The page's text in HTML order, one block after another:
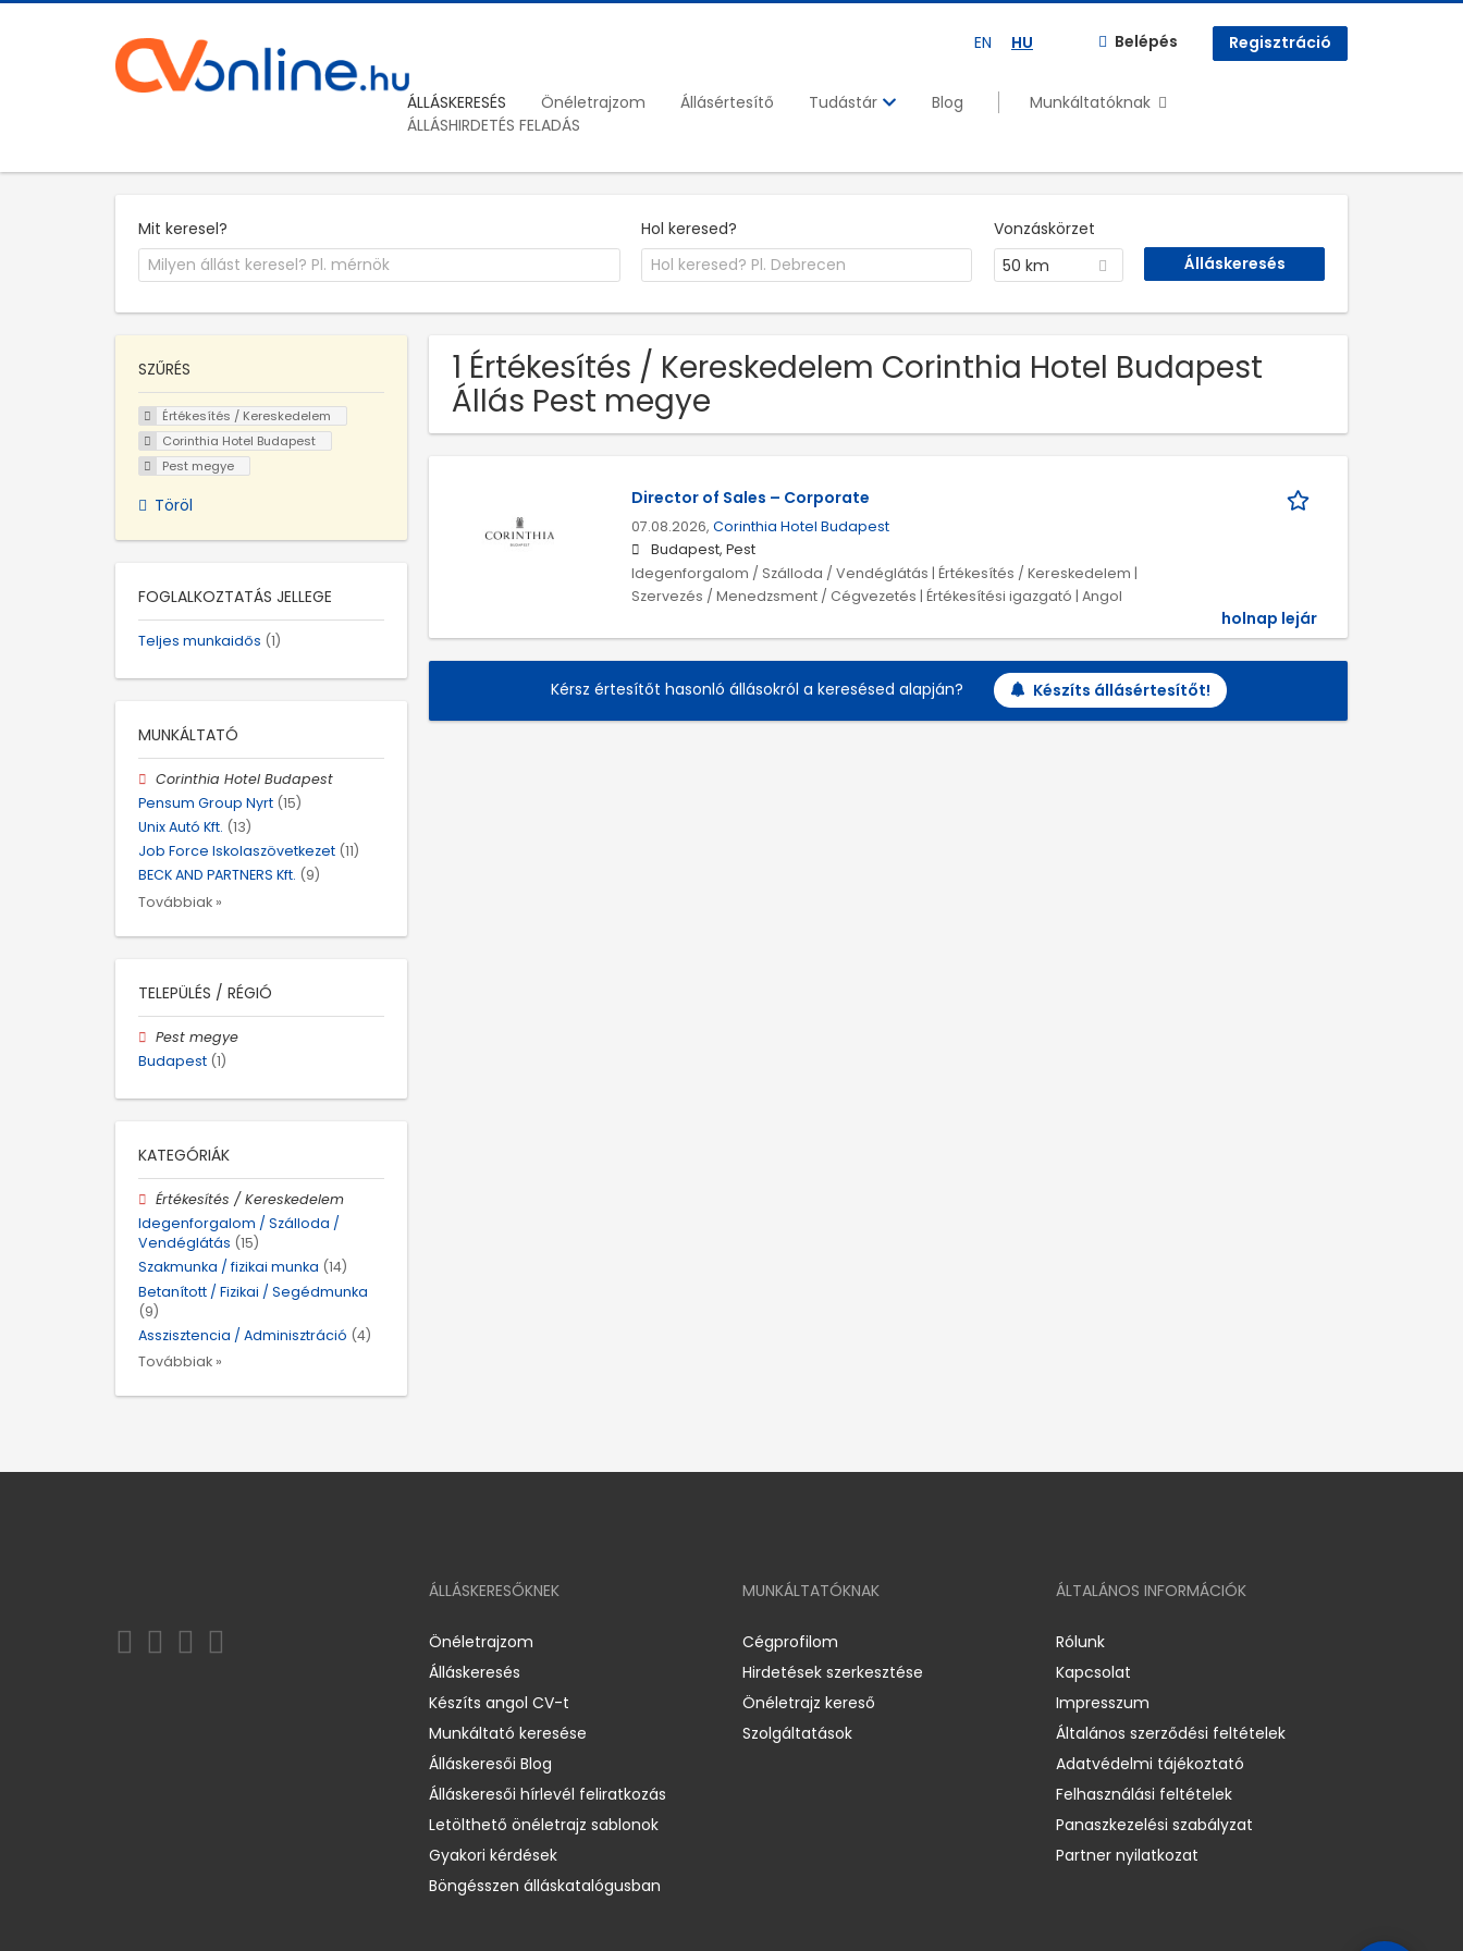
EN HU Belépés Regisztráció
ÁLLÁSKERESÉS Önéletrajzom Állásértesítő Tudástár Blog
Munkáltatóknak
ÁLLÁSHIRDETÉS FELADÁS
Mit keresel? Hol keresed?
Vonzáskörzet
50 km
1 Értékesítés / Kereskedelem Corinthia Hotel Budapest
Állás Pest megye
Director of Sales – Corporate
07.08.2026, Corinthia Hotel Budapest
Budapest, Pest
Idegenforgalom / Szálloda / Vendéglátás | Értékesítés / Kereskedelem |
Szervezés / Menedzsment / Cégvezetés | Értékesítési igazgató | Angol
holnap lejár
Kérsz értesítőt hasonló állásokról a keresésed alapján? Készíts állásértesítőt!
SZŰRÉS
Értékesítés / Kereskedelem
Corinthia Hotel Budapest
Pest megye
Töröl
FOGLALKOZTATÁS JELLEGE
Teljes munkaidős (1)
MUNKÁLTATÓ
Corinthia Hotel Budapest
Pensum Group Nyrt (15)
Unix Autó Kft. (13)
Job Force Iskolaszövetkezet (11)
BECK AND PARTNERS Kft. (9)
Továbbiak »
TELEPÜLÉS / RÉGIÓ
Pest megye
Budapest (1)
KATEGÓRIÁK
Értékesítés / Kereskedelem
Idegenforgalom / Szálloda /
Vendéglátás (15)
Szakmunka / fizikai munka (14)
Betanított / Fizikai / Segédmunka
(9)
Asszisztencia / Adminisztráció (4)
Továbbiak »
ÁLLÁSKERESŐKNEK
Önéletrajzom
Álláskeresés
Készíts angol CV-t
Munkáltató keresése
Álláskeresői Blog
Álláskeresői hírlevél feliratkozás
Letölthető önéletrajz sablonok
Gyakori kérdések
Böngésszen álláskatalógusban
MUNKÁLTATÓKNAK
Cégprofilom
Hirdetések szerkesztése
Önéletrajz kereső
Szolgáltatások
ÁLTALÁNOS INFORMÁCIÓK
Rólunk
Kapcsolat
Impresszum
Általános szerződési feltételek
Adatvédelmi tájékoztató
Felhasználási feltételek
Panaszkezelési szabályzat
Partner nyilatkozat